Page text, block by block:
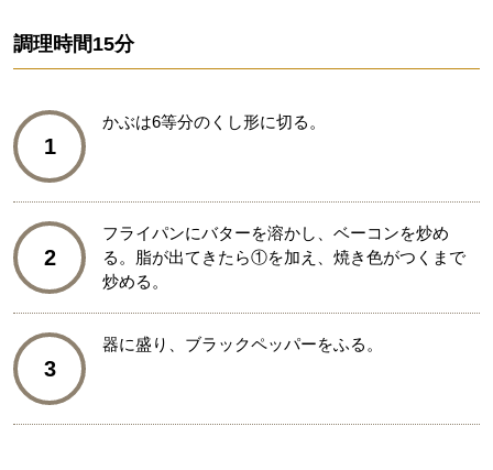
調理時間15分
1
かぶは6等分のくし形に切る。
2
フライパンにバターを溶かし、ベーコンを炒め
る。脂が出てきたら①を加え、焼き色がつくまで
炒める。
3
器に盛り、ブラックペッパーをふる。